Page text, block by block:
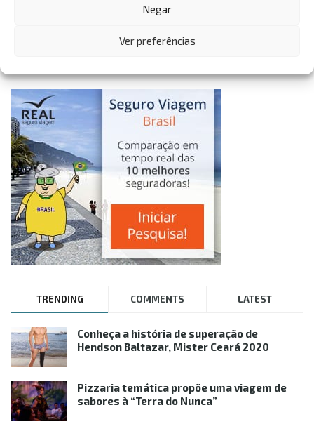
Negar
Ver preferências
TRENDING COMMENTS LATEST
Conheça a história de superação de
Hendson Baltazar, Mister Ceará 2020
Pizzaria temática propõe uma viagem de
sabores à “Terra do Nunca”